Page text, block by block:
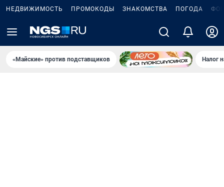
НЕДВИЖИМОСТЬ ПРОМОКОДЫ ЗНАКОМСТВА ПОГОДА
«Майские» против подставщиков Налог